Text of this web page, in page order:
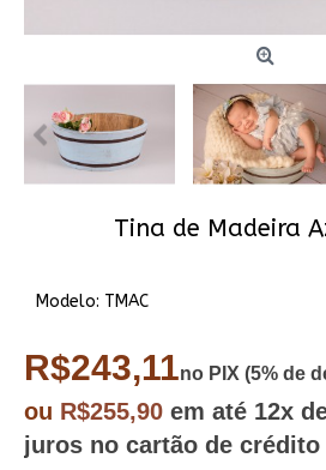
Tina de Madeira
Modelo: TMAC
R$243,11no PIX (5% de
ou R$255,90 em até 12x
juros no cartão de crédito